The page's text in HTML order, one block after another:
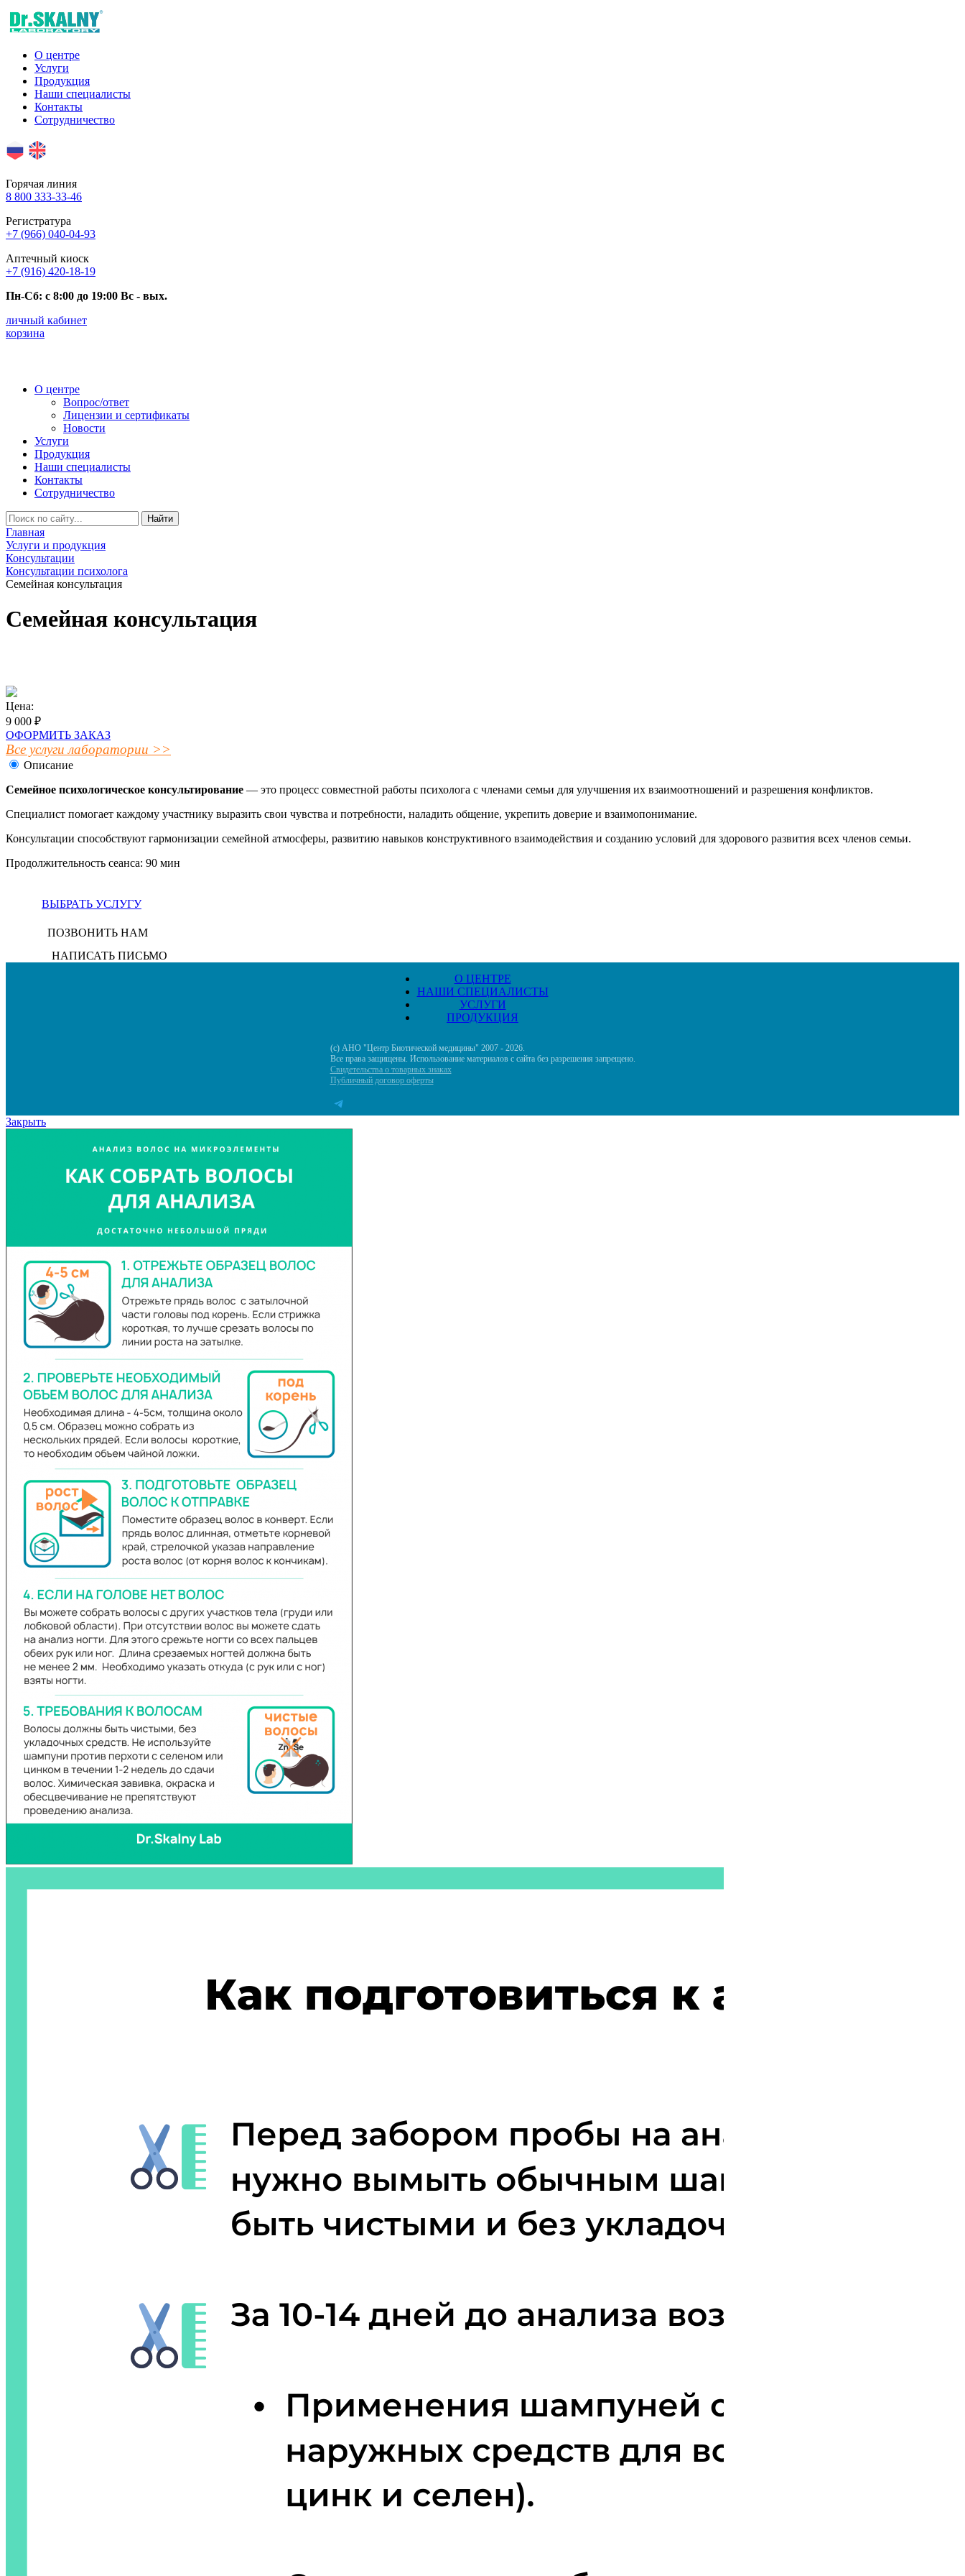
О центре
Услуги
Продукция
Наши специалисты
Контакты
Сотрудничество
Горячая линия
8 800 333-33-46
Регистратура
+7 (966) 040-04-93
Аптечный киоск
+7 (916) 420-18-19
Пн-Сб: c 8:00 до 19:00 Вс - вых.
личный кабинет
корзина
О центре
Вопрос/ответ
Лицензии и сертификаты
Новости
Услуги
Продукция
Наши специалисты
Контакты
Сотрудничество
Найти
Главная
Услуги и продукция
Консультации
Консультации психолога
Семейная консультация
Семейная консультация
Цена:
9 000 ₽
ОФОРМИТЬ ЗАКАЗ
Все услуги лаборатории >>
Описание
Семейное психологическое консультирование — это процесс совместной работы психолога с членами семьи для улучшения их взаимоотношений и разрешения конфликтов.
Специалист помогает каждому участнику выразить свои чувства и потребности, наладить общение, укрепить доверие и взаимопонимание.
Консультации способствуют гармонизации семейной атмосферы, развитию навыков конструктивного взаимодействия и созданию условий для здорового развития всех членов семьи.
Продолжительность сеанса: 90 мин
ВЫБРАТЬ УСЛУГУ
ПОЗВОНИТЬ НАМ
НАПИСАТЬ ПИСЬМО
О ЦЕНТРЕ
НАШИ СПЕЦИАЛИСТЫ
УСЛУГИ
ПРОДУКЦИЯ
(с) АНО "Центр Биотической медицины" 2007 - 2026.
Все права защищены. Использование материалов с сайта без разрешения запрещено.
Свидетельства о товарных знаках
Публичный договор оферты
Закрыть